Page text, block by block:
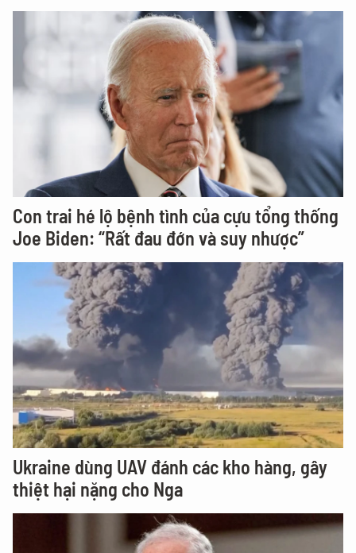
Con trai hé lộ bệnh tình của cựu tổng thống
Joe Biden: “Rất đau đớn và suy nhược”
Ukraine dùng UAV đánh các kho hàng, gây
thiệt hại nặng cho Nga